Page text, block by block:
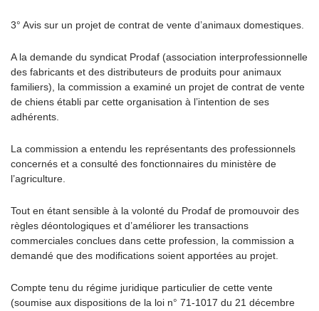
3° Avis sur un projet de contrat de vente d’animaux domestiques.
A la demande du syndicat Prodaf (association interprofessionnelle
des fabricants et des distributeurs de produits pour animaux
familiers), la commission a examiné un projet de contrat de vente
de chiens établi par cette organisation à l’intention de ses
adhérents.
La commission a entendu les représentants des professionnels
concernés et a consulté des fonctionnaires du ministère de
l’agriculture.
Tout en étant sensible à la volonté du Prodaf de promouvoir des
règles déontologiques et d’améliorer les transactions
commerciales conclues dans cette profession, la commission a
demandé que des modifications soient apportées au projet.
Compte tenu du régime juridique particulier de cette vente
(soumise aux dispositions de la loi n° 71-1017 du 21 décembre